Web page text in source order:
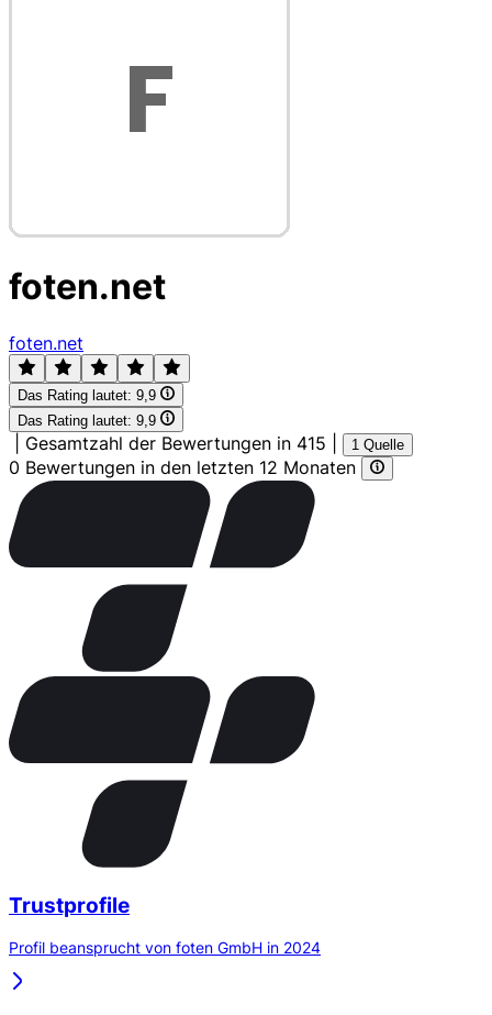
foten.net
foten.net
Das Rating lautet: 9,9
Das Rating lautet: 9,9
Gesamtzahl der Bewertungen in 415 1 Quelle
0 Bewertungen in den letzten 12 Monaten
Trustprofile
Profil beansprucht von foten GmbH in 2024